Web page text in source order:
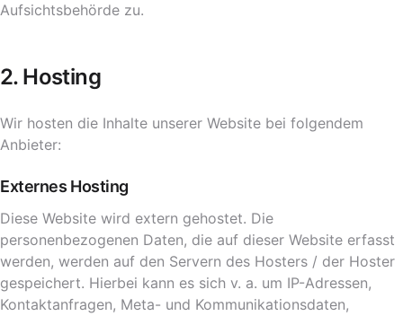
Aufsichtsbehörde zu.
2. Hosting
Wir hosten die Inhalte unserer Website bei folgendem
Anbieter:
Externes Hosting
Diese Website wird extern gehostet. Die
personenbezogenen Daten, die auf dieser Website erfasst
werden, werden auf den Servern des Hosters / der Hoster
gespeichert. Hierbei kann es sich v. a. um IP-Adressen,
Kontaktanfragen, Meta- und Kommunikationsdaten,